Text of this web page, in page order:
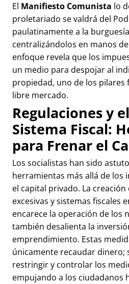
El Manifiesto Comunista lo
proletariado se valdrá del
paulatinamente a la
centralizándolos en manos
enfoque revela que los
un medio para despojar al
propiedad, uno de los pilares
libre mercado.
Regulaciones y
Sistema Fiscal:
para Frenar el
Los socialistas han sido
herramientas más allá de los
el capital privado. La
excesivas y sistemas fiscales
encarece la operación de los
también desalienta la
emprendimiento. Estas
únicamente recaudar dinero;
restringir y controlar los
empujando a los ciudadanos